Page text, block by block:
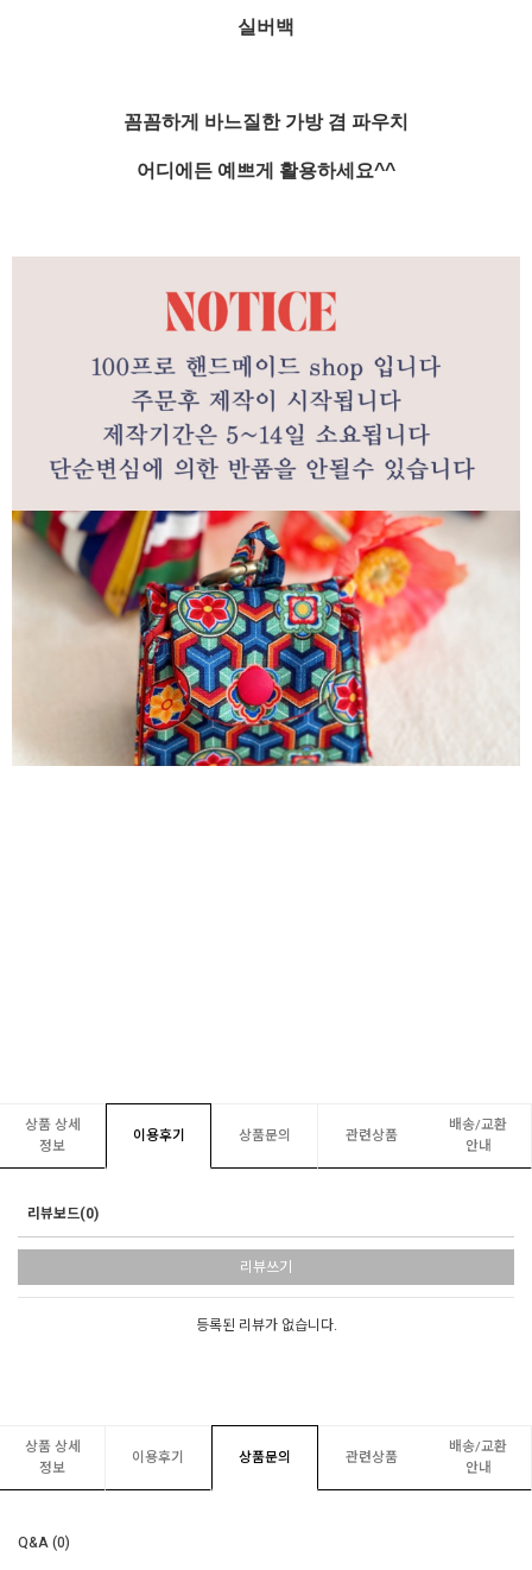
실버백
꼼꼼하게 바느질한 가방 겸 파우치
어디에든 예쁘게 활용하세요^^
상품 상세
정보
이용후기 상품문의 관련상품
배송/교환
안내
리뷰보드(0)
리뷰쓰기
등록된 리뷰가 없습니다.
상품 상세
정보
이용후기 상품문의 관련상품
배송/교환
안내
Q&A (0)